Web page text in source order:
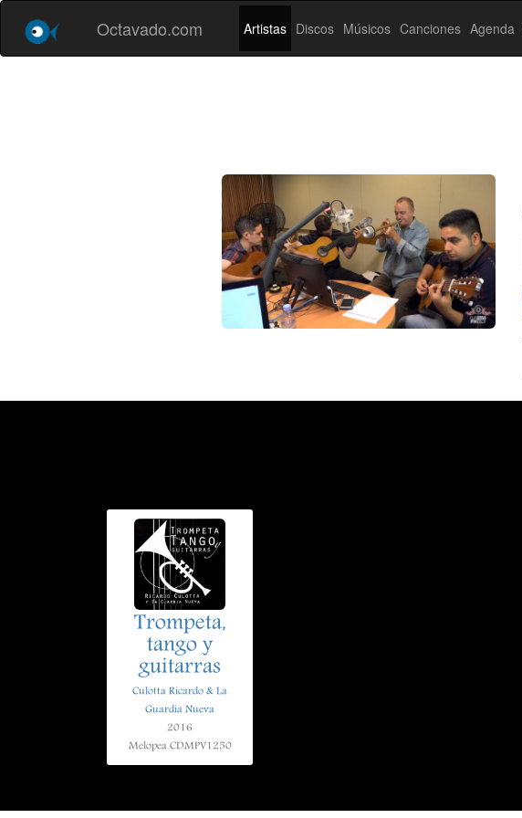
Octavado.com Artistas Discos Músicos Canciones Agenda
Trompeta,
tango y
guitarras
Culotta Ricardo & La
Guardia Nueva
2016
Melopea CDMPV1250